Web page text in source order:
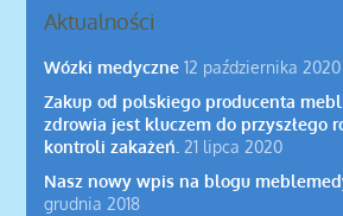
Aktualności
Wózki medyczne 12 października 2020
Zakup od polskiego producenta
zdrowia jest kluczem do przyszłego
kontroli zakażeń. 21 lipca 2020
Nasz nowy wpis na blogu
grudnia 2018